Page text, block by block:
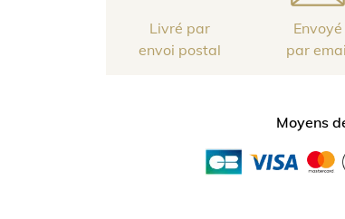
Livré par
envoi postal
Envoyé
par
Moyens